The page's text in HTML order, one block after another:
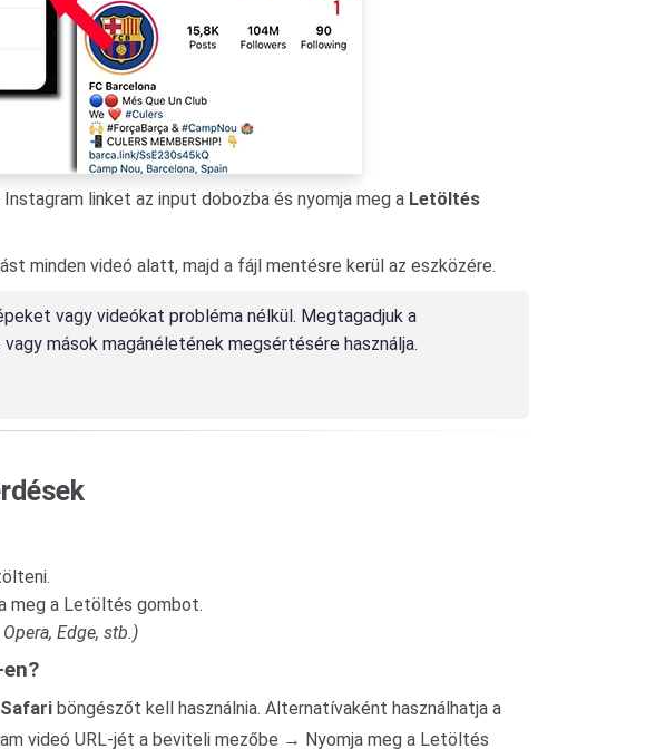
linket az input dobozba és nyomja meg a Letöltés
minden videó alatt, majd a fájl mentésre kerül az eszközére.
vagy videókat probléma nélkül. Megtagadjuk a
mások magánéletének megsértésére használja.
meg a Letöltés gombot.
Edge, stb.)
Safari böngészőt kell használnia. Alternatívaként használhatja a
videó URL-jét a beviteli mezőbe → Nyomja meg a Letöltés